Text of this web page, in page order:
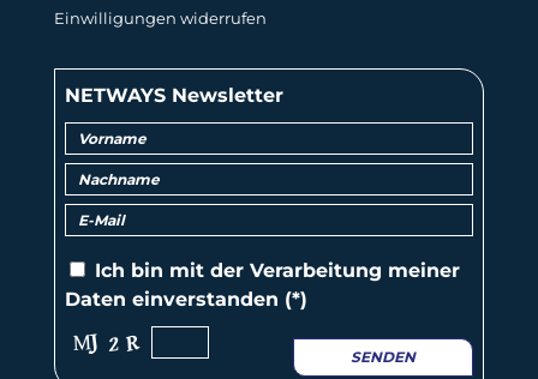
Einwilligungen widerrufen
NETWAYS Newsletter
Ich bin mit der Verarbeitung meiner
Daten einverstanden (*)
SENDEN